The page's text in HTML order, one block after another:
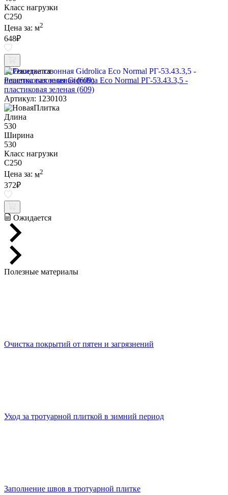
Класс нагрузки
C250
Цена за: м2
648₽
Ожидается
Решетка газонная Gidrolica Eco Normal РГ-53.43.3,5 -
пластиковая зеленая (609)
Артикул: 1230103
Длина
530
Ширина
530
Класс нагрузки
C250
Цена за: м2
372₽
Ожидается
Полезные материалы
Очистка покрытий от пятен и загрязнений
Уход за тротуарной плиткой в зимний период
Заполнение швов в тротуарной плитке